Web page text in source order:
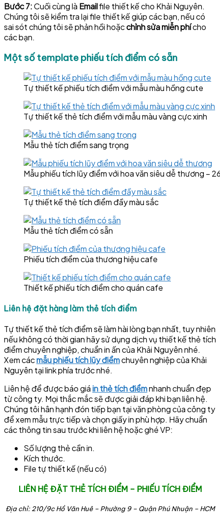
Bước 7:Cuối cùng là Emailfile thiết kế cho Khải Nguyên.
Chúng tôi sẽ kiểm tra lại file thiết kế giúp các bạn, nếu có
sai sót chúng tôi sẽ phản hồi hoặcchỉnh sửa miễn phícho
các bạn.
Một số template phiếu tích điểm có sẵn
Tự thiết kế phiếu tích điểm với mẫu màu hồng cute
Tự thiết kế thẻ tích điểm với mẫu màu vàng cực xinh
Mẫu thẻ tích điểm sang trọng
Mẫu phiếu tích lũy điểm với hoa văn siêu dễ thương –
Tự thiết kế thẻ tích điểm đầy màu sắc
Mẫu thẻ tích điểm có sẵn
Phiếu tích điểm của thương hiệu cafe
Thiết kế phiếu tích điểm cho quán cafe
Liên hệ đặt hàng làm thẻ tích điểm
Tự thiết kế thẻ tích điểm sẽ làm hài lòng bạn nhất, tuy nhiên
nếu không có thời gian hãy sử dụng dịch vụ thiết kế thẻ tích
điểm chuyên nghiệp, chuẩn in ấn của Khải Nguyên nhé.
Xem cácmẫu phiếu tích lũy điểmchuyên nghiệp của Khải
Nguyên tại link phía trước nhé.
Liên hệ để được báo giáin thẻ tích điểmnhanh chuẩn đẹp
từ công ty. Mọi thắc mắc sẽ được giải đáp khi bạn liên hệ.
Chúng tôi hân hạnh đón tiếp bạn tại văn phòng của công ty
để xem mẫu trực tiếp và chọn giấy in phù hợp. Hãy chuẩn
các thông tin sau trước khi liên hệ hoặc ghé VP:
Số lượng thẻ cần in.
Kích thước.
File tự thiết kế (nếu có)
LIÊN HỆ ĐẶT THẺ TÍCH ĐIỂM – PHIẾU TÍCH ĐIỂM
Địa chỉ: 210/9c Hồ Văn Huê – Phường 9 – Quận Phú Nhuận – HCM